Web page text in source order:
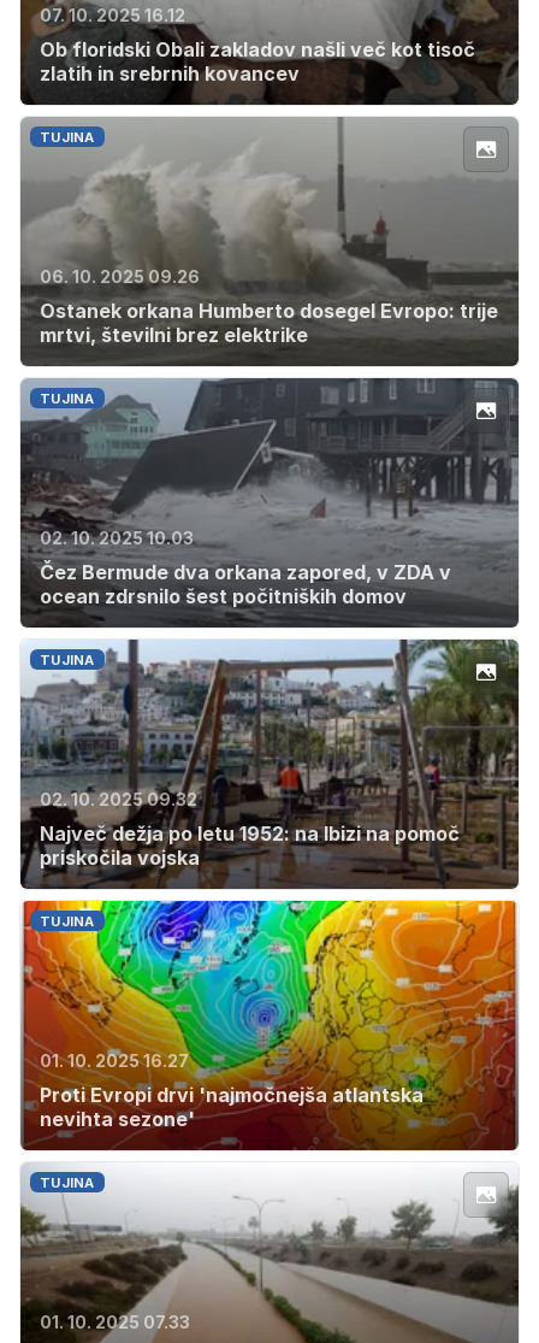
07. 10. 2025 16.12
Ob floridski Obali zakladov našli več kot tisoč
zlatih in srebrnih kovancev
TUJINA
06. 10. 2025 09.26
Ostanek orkana Humberto dosegel Evropo: trije
mrtvi, številni brez elektrike
TUJINA
02. 10. 2025 10.03
Čez Bermude dva orkana zapored, v ZDA v
ocean zdrsnilo šest počitniških domov
TUJINA
02. 10. 2025 09.32
Največ dežja po letu 1952: na Ibizi na pomoč
priskočila vojska
TUJINA
01. 10. 2025 16.27
Proti Evropi drvi 'najmočnejša atlantska
nevihta sezone'
TUJINA
01. 10. 2025 07.33